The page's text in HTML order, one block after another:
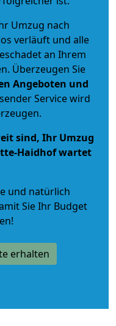
Umzug nach
verläuft und alle
an Ihrem
Überzeugen Sie
Angeboten und
Service wird
sind, Ihr Umzug
Haidhof wartet
und natürlich
Sie Ihr Budget
erhalten